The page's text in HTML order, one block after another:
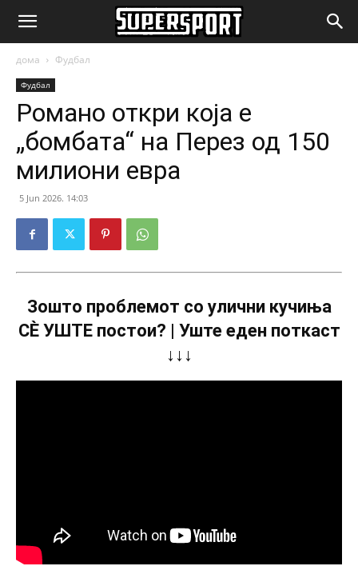
SuperSport.mk
дома Фудбал
Фудбал
Романо откри која е
„бомбата“ на Перез од 150
милиони евра
5 Jun 2026. 14:03
Зошто проблемот со улични кучиња
СÈ УШТЕ постои? | Уште еден поткаст
↓↓↓